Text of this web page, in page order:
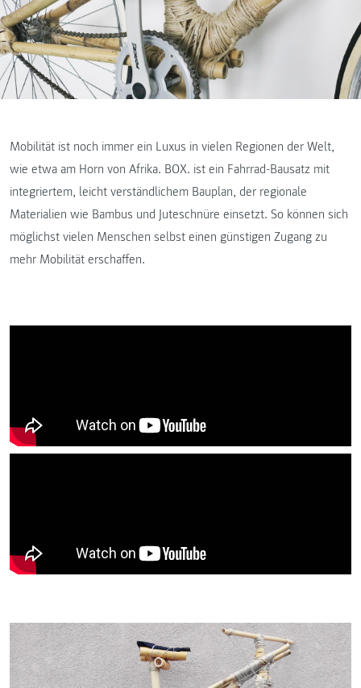
Mobilität ist noch immer ein Luxus in vielen Regionen der Welt,
wie etwa am Horn von Afrika. BOX. ist ein Fahrrad-Bausatz mit
integriertem, leicht verständlichem Bauplan, der regionale
Materialien wie Bambus und Juteschnüre einsetzt. So können sich
möglichst vielen Menschen selbst einen günstigen Zugang zu
mehr Mobilität erschaffen.